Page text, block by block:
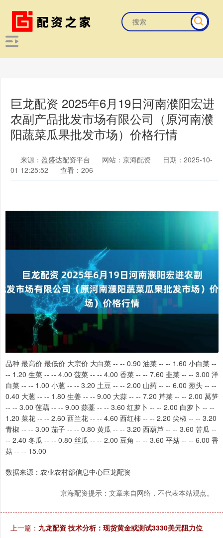
巨龙配资 2025年6月19日河南濮阳宏进
农副产品批发市场有限公司（原河南濮
阳蔬菜瓜果批发市场）价格行情
来源：盈盛达配资平台 网站：京海配资
日期：2025-10-
01 12:25:52
查看：206
品种 最高价 最低价 大宗价 大白菜 -- -- 0.90 油菜 -- -- 1.60 小白菜 --
-- 1.20 生菜 -- -- 4.00 菠菜 -- -- 4.00 香菜 -- -- 7.60 韭菜 -- -- 3.00 洋
白菜 -- -- 1.00 小葱 -- -- 3.20 土豆 -- -- 2.00 山药 -- -- 6.00 葱头 -- --
0.40 大葱 -- -- 1.80 生姜 -- -- 9.00 大蒜 -- -- 7.20 芹菜 -- -- 2.00 莴笋
-- -- 3.00 莲藕 -- -- 9.00 蒜薹 -- -- 3.60 红萝卜 -- -- 2.00 白萝卜 -- --
1.20 菜花 -- -- 2.60 西兰花 -- -- 4.60 西红柿 -- -- 2.20 尖椒 -- -- 3.20
青椒 -- -- 3.00 茄子 -- -- 0.80 黄瓜 -- -- 3.20 西葫芦 -- -- 3.60 苦瓜 --
-- 2.40 冬瓜 -- -- 0.80 丝瓜 -- -- 2.00 豆角 -- -- 3.60 平菇 -- -- 6.00 香
菇 -- -- 15.00
数据来源：农业农村部信息中心巨龙配资
京海配资提示：文章来自网络，不代表本站观点。
上一篇： 九龙配资 技术分析：现货黄金或测试3330美元阻力位